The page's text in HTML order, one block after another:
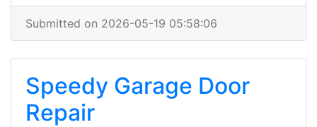
Submitted on 2026-05-19 05:58:06
Speedy Garage Door
Repair